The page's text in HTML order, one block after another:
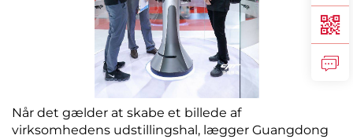
Når det gælder at skabe et billede af
virksomhedens udstillingshal, lægger Guangdong